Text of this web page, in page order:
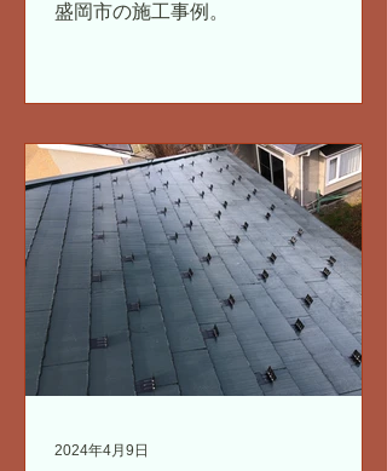
盛岡市の施工事例。
2024年4月9日